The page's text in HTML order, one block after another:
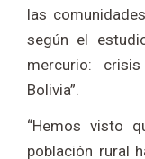
las
según el
mercurio:
Bolivia”.
“Hemos visto
población rural